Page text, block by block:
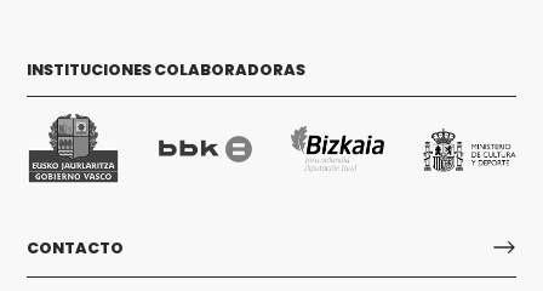
INSTITUCIONES COLABORADORAS
CONTACTO